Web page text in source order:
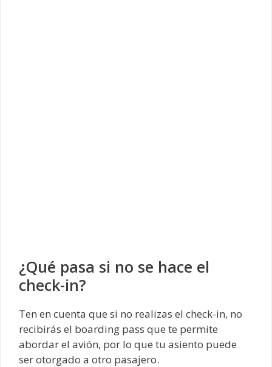
¿Qué pasa si no se hace el
check-in?
Ten en cuenta que si no realizas el check-in, no
recibirás el boarding pass que te permite
abordar el avión, por lo que tu asiento puede
ser otorgado a otro pasajero.